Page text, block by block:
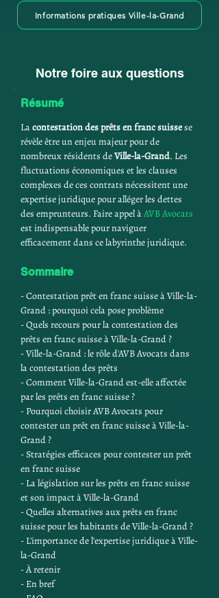
Informations pratiques Ville-la-Grand
Notre foire aux questions
Résumé
La contestation des prêts en franc suisse se
révèle être un enjeu majeur pour de
nombreux résidents de Ville-la-Grand. Les
fluctuations économiques et les clauses
complexes de ces contrats nécessitent une
expertise juridique pour alléger les dettes
des emprunteurs. Faire appel à AVB Avocats
est indispensable pour naviguer
efficacement dans ce labyrinthe juridique.
Sommaire
- Contestation prêt en franc suisse à Ville-la-
Grand : pourquoi cela pose problème
- Quels recours pour la contestation des
prêts en franc suisse à Ville-la-Grand ?
- Ville-la-Grand : le rôle d'AVB Avocats dans
la contestation des prêts
- Comment Ville-la-Grand est-elle affectée
par les prêts en franc suisse ?
- Pourquoi choisir AVB Avocats pour
contester un prêt en franc suisse à Ville-la-
Grand ?
- Stratégies efficaces pour contester un prêt
en franc suisse
- La législation sur les prêts en franc suisse
et son impact à Ville-la-Grand
- Quelles alternatives aux prêts en franc
suisse pour les habitants de Ville-la-Grand ?
- L'importance de l'expertise juridique à Ville-
la-Grand
- À retenir
- En bref